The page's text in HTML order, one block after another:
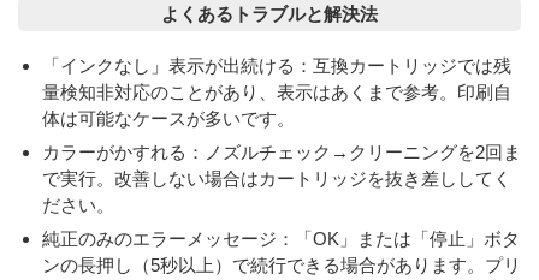
よくあるトラブルと解決法
「インクなし」表示が出続ける ：互換カートリッジでは残
量検知非対応のことがあり、表示はあくまで参考。印刷自
体は可能なケースが多いです。
カラーがかすれる ：ノズルチェック→クリーニングを2回ま
で実行。改善しない場合はカートリッジを抜き差ししてく
ださい。
純正のみのエラーメッセージ ：「OK」または「停止」ボタ
ンの長押し（5秒以上）で続行できる場合があります。プリ